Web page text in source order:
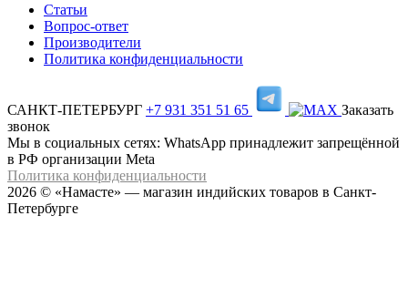
Статьи
Вопрос-ответ
Производители
Политика конфиденциальности
САНКТ-ПЕТЕРБУРГ +7 931 351 51 65
Заказать
звонок
Мы в социальных сетях: WhatsApp принадлежит запрещённой
в РФ организации Meta
Политика конфиденциальности
2026 © «Намасте» — магазин индийских товаров в Санкт-
Петербурге